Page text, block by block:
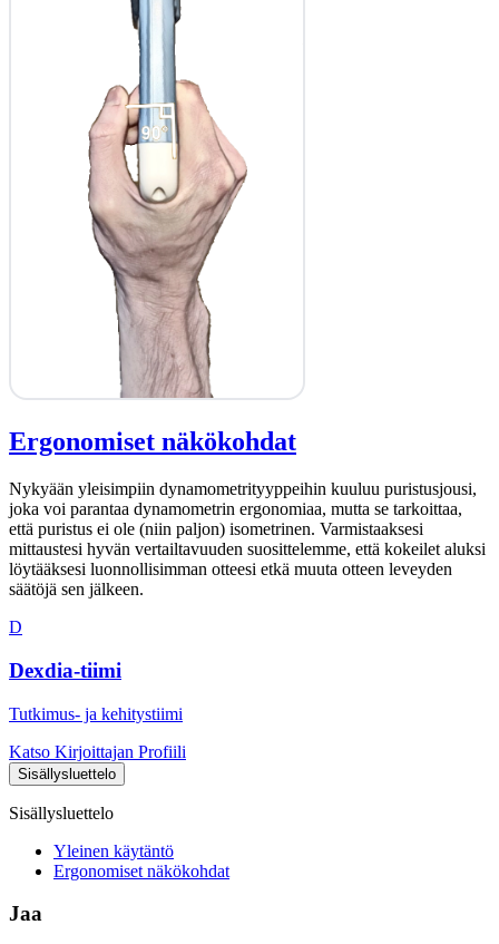
Ergonomiset näkökohdat
Nykyään yleisimpiin dynamometrityyppeihin kuuluu puristusjousi,
joka voi parantaa dynamometrin ergonomiaa, mutta se tarkoittaa,
että puristus ei ole (niin paljon) isometrinen. Varmistaaksesi
mittaustesi hyvän vertailtavuuden suosittelemme, että kokeilet aluksi
löytääksesi luonnollisimman otteesi etkä muuta otteen leveyden
säätöjä sen jälkeen.
D
Dexdia-tiimi
Tutkimus- ja kehitystiimi
Katso Kirjoittajan Profiili
Sisällysluettelo
Sisällysluettelo
Yleinen käytäntö
Ergonomiset näkökohdat
Jaa